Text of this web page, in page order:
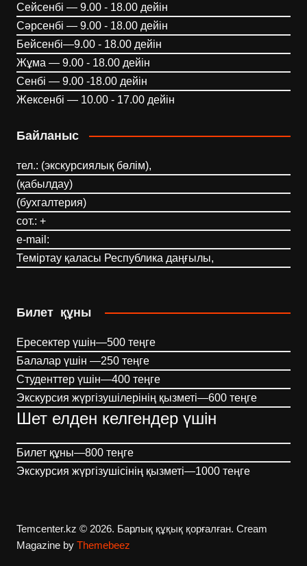
Сейсенбі — 9.00 - 18.00 дейін
Сәрсенбі — 9.00 - 18.00 дейін
Бейсенбі—9.00 - 18.00 дейін
Жұма — 9.00 - 18.00 дейін
Сенбі — 9.00 -18.00 дейін
Жексенбі — 10.00 - 17.00 дейін
Байланыс
тел.: (экскурсиялық бөлім),
(қабылдау)
(бухгалтерия)
сот.: +
e-mail:
Теміртау қаласы Республика даңғылы,
Билет құны
Ересектер үшін—500 теңге
Балалар үшін —250 теңге
Студенттер үшін—400 теңге
Экскурсия жүргізушілерінің қызметі—600 теңге
Шет елден келгендер үшін
Билет құны—800 теңге
Экскурсия жүргізушісінің қызметі—1000 теңге
Temcenter.kz © 2026. Барлық құқық қорғалған. Cream
Magazine by Themebeez